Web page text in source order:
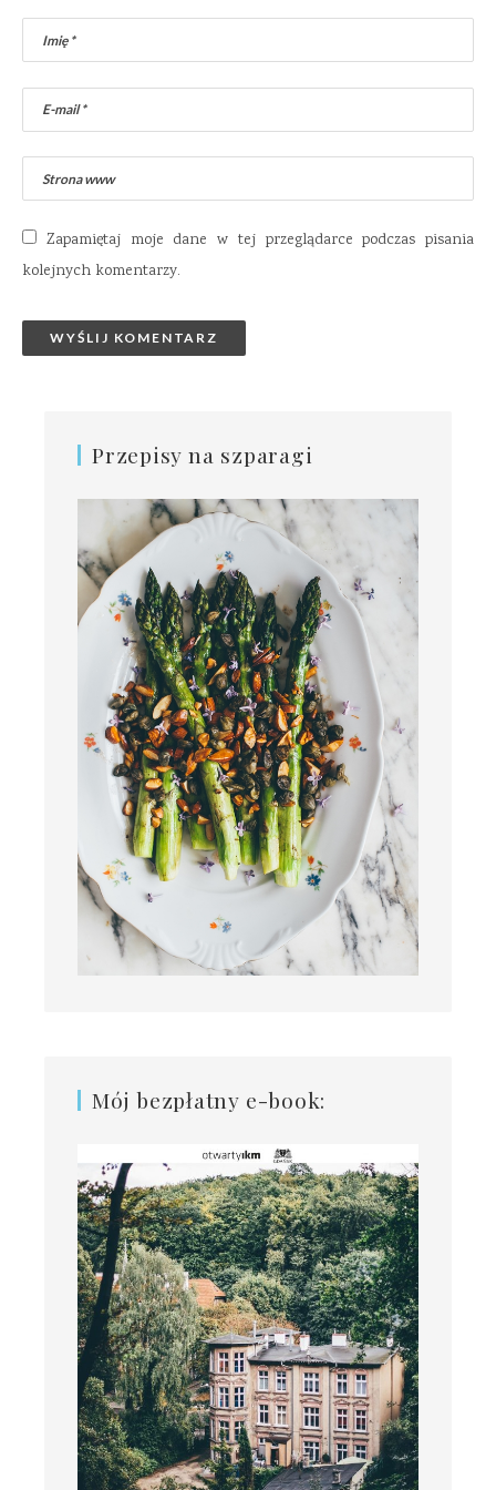
Zapamiętaj moje dane w tej przeglądarce podczas pisania
kolejnych komentarzy.
Przepisy na szparagi
Mój bezpłatny e-book: